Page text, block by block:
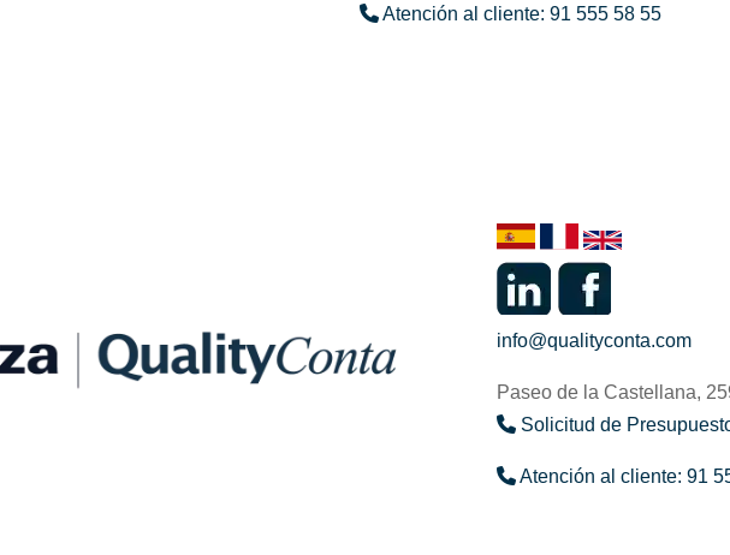
Atención al cliente: 91 555 58 55
info@qualityconta.com
Paseo de la Castellana,
Solicitud de
Atención al cliente: 91